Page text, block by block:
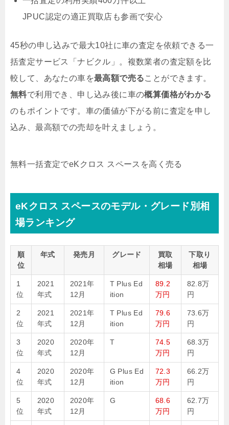
JPUC認定の適正買取店も参画で安心
45秒の申し込みで最大10社に車の査定を依頼できる一
括査定サービス「ナビクル」。複数業者の査定額を比
較して、あなたの車を最高額で売ることができます。
無料で利用でき、申し込み後に車の概算価格がわかる
のもポイントです。車の価値が下がる前に査定を申し
込み、最高額での売却を叶えましょう。
無料一括査定でeKクロス スペースを高く売る
eKクロス スペースのモデル・グレード別相
場ランキング
順
位
年式 発売月 グレード
買取
相場
下取り
相場
1
位
2021
年式
2021年
12月
T Plus Ed
ition
89.2
万円
82.8万
円
2
位
2021
年式
2021年
12月
T Plus Ed
ition
79.6
万円
73.6万
円
3
位
2020
年式
2020年
12月
T
74.5
万円
68.3万
円
4
位
2020
年式
2020年
12月
G Plus Ed
ition
72.3
万円
66.2万
円
5
位
2020
年式
2020年
12月
G
68.6
万円
62.7万
円